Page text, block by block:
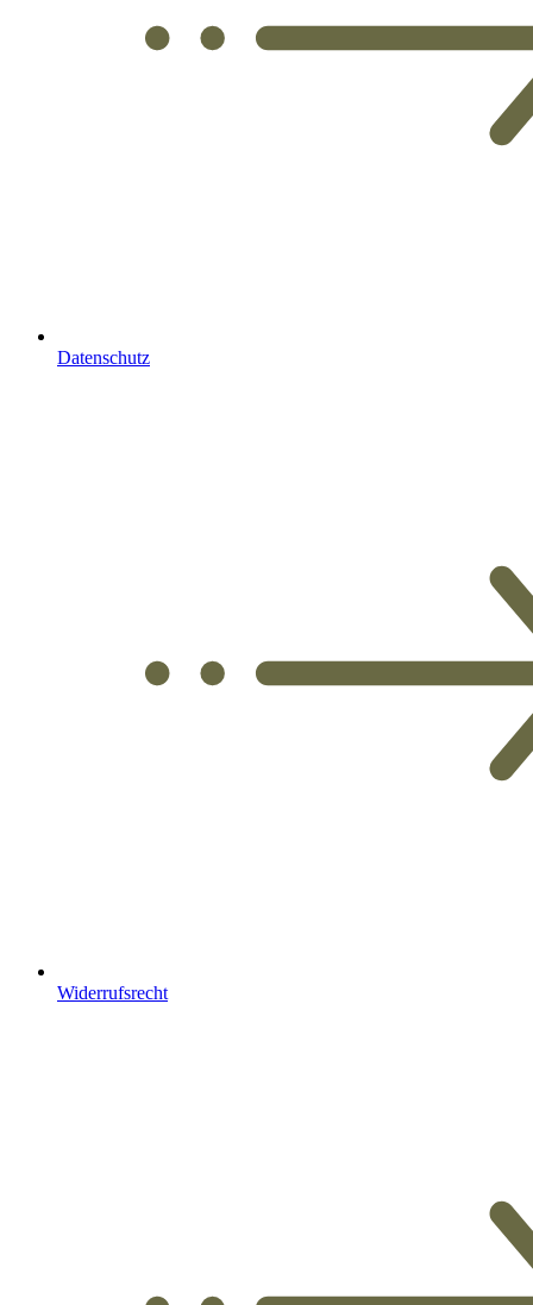
Datenschutz
Widerrufsrecht